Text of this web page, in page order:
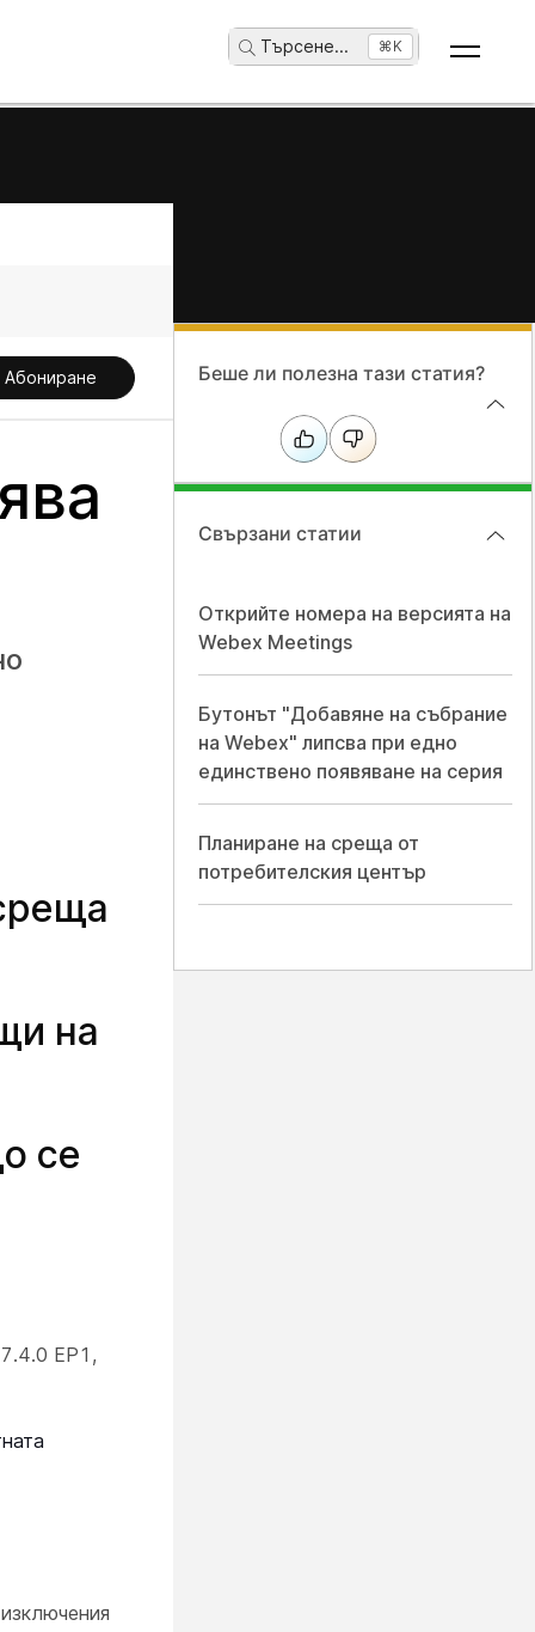
Търсене... ⌘K
Абониране
на
се
EP1,
Беше ли полезна тази статия?
Свързани статии
Открийте номера на версията на
Webex Meetings
Бутонът "Добавяне на събрание
на Webex" липсва при едно
единствено появяване на серия
Планиране на среща от
потребителския център